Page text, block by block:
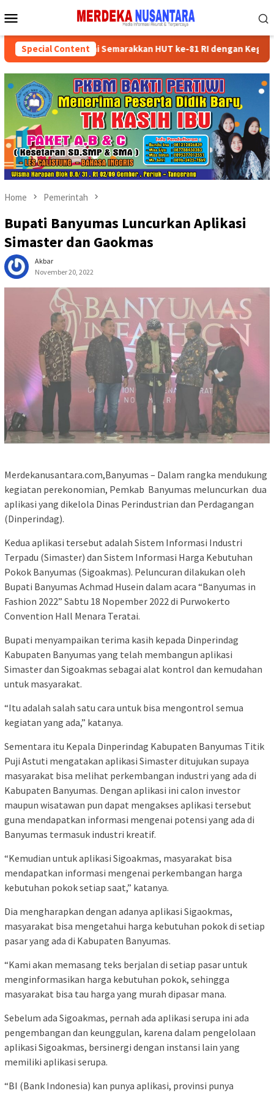
to
Menu
Special Content
Kader Partai Semarakkan HUT ke-81 RI dengan Kegiatan
Home Pemerintah
Bupati Banyumas Luncurkan Aplikasi
Simaster dan Gaokmas
Akbar
November 20, 2022
Merdekanusantara.com,Banyumas – Dalam rangka mendukung
kegiatan perekonomian, Pemkab Banyumas meluncurkan dua
aplikasi yang dikelola Dinas Perindustrian dan Perdagangan
(Dinperindag).
Kedua aplikasi tersebut adalah Sistem Informasi Industri
Terpadu (Simaster) dan Sistem Informasi Harga Kebutuhan
Pokok Banyumas (Sigoakmas). Peluncuran dilakukan oleh
Bupati Banyumas Achmad Husein dalam acara “Banyumas in
Fashion 2022” Sabtu 18 Nopember 2022 di Purwokerto
Convention Hall Menara Teratai.
Bupati menyampaikan terima kasih kepada Dinperindag
Kabupaten Banyumas yang telah membangun aplikasi
Simaster dan Sigoakmas sebagai alat kontrol dan kemudahan
untuk masyarakat.
“Itu adalah salah satu cara untuk bisa mengontrol semua
kegiatan yang ada,” katanya.
Sementara itu Kepala Dinperindag Kabupaten Banyumas Titik
Puji Astuti mengatakan aplikasi Simaster ditujukan supaya
masyarakat bisa melihat perkembangan industri yang ada di
Kabupaten Banyumas. Dengan aplikasi ini calon investor
maupun wisatawan pun dapat mengakses aplikasi tersebut
guna mendapatkan informasi mengenai potensi yang ada di
Banyumas termasuk industri kreatif.
“Kemudian untuk aplikasi Sigoakmas, masyarakat bisa
mendapatkan informasi mengenai perkembangan harga
kebutuhan pokok setiap saat,” katanya.
Dia mengharapkan dengan adanya aplikasi Sigaokmas,
masyarakat bisa mengetahui harga kebutuhan pokok di setiap
pasar yang ada di Kabupaten Banyumas.
“Kami akan memasang teks berjalan di setiap pasar untuk
menginformasikan harga kebutuhan pokok, sehingga
masyarakat bisa tau harga yang murah dipasar mana.
Sebelum ada Sigoakmas, pernah ada aplikasi serupa ini ada
pengembangan dan keunggulan, karena dalam pengelolaan
aplikasi Sigoakmas, bersinergi dengan instansi lain yang
memiliki aplikasi serupa.
“BI (Bank Indonesia) kan punya aplikasi, provinsi punya